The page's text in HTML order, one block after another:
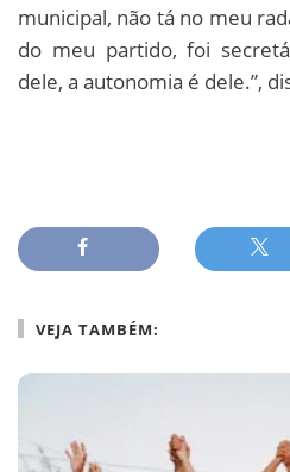
municipal, não tá no meu
do meu partido, foi
dele, a autonomia é dele.”,
VEJA TAMBÉM: